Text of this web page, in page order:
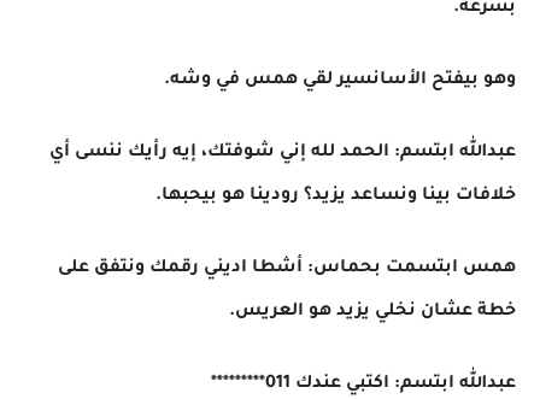
بسرعة.
وهو بيفتح الأسانسير لقي همس في وشه.
عبدالله ابتسم: الحمد لله إني شوفتك، إيه رأيك ننسى أي
خلافات بينا ونساعد يزيد؟ رودينا هو بيحبها.
همس ابتسمت بحماس: أشطا اديني رقمك ونتفق على
خطة عشان نخلي يزيد هو العريس.
عبدالله ابتسم: اكتبي عندك 011*********